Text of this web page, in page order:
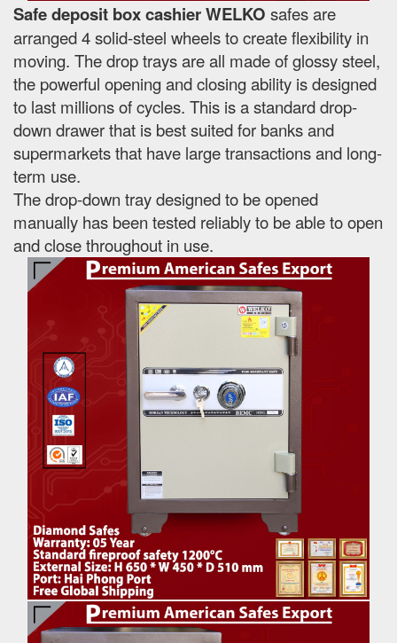
Safe deposit box cashier WELKO safes are
arranged 4 solid-steel wheels to create flexibility in
moving. The drop trays are all made of glossy steel,
the powerful opening and closing ability is designed
to last millions of cycles. This is a standard drop-
down drawer that is best suited for banks and
supermarkets that have large transactions and long-
term use.
The drop-down tray designed to be opened
manually has been tested reliably to be able to open
and close throughout in use.